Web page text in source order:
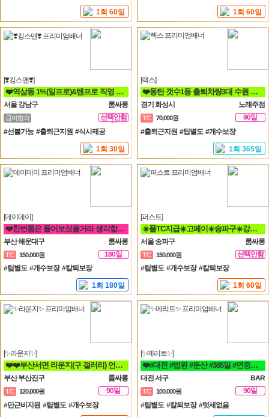
1회 60일 1회 60일
[❣️킹스맨❣️]
❤️역삼동 1%(일프로)&텐프로 직영 강남 1등❤️ 강남 룸알바
서울 강남구 룸싸롱
급여협의
선택안함
일
#선불가능 #출퇴근지원 #식사제공
1회 30일
[렉스]
❤️동탄 갯수1등 출퇴차량3대 수원 용인 병점 동탄 오산❤️
경기 화성시 노래주점
T/C 70,000원
90일
#출퇴근지원 #팁별도 #개수보장
1회 365일
[데이데이]
❤️한번쯤은 들어보셨을거라 생각합니다 해운대 하면 퀄리티 입니다❤️
부산 해운대구 룸싸롱
T/C 150,000원
180일
#팁별도 #개수보장 #칼퇴보장
1회 180일
[퍼스트]
☀️풀TC지급☀️고페이☀️송파구☀️강남구☀️분당☀️가락동☀️역삼동☀️논현동☀️강동구☀️
서울 송파구 룸싸롱
T/C 150,000원
선택안함
일
#팁별도 #개수보장 #칼퇴보장
1회 60일
[✨라운지✨]
❤️❤️부산서면 라운지(구 갤러리) 언니들 모십니다❤️❤️
부산 부산진구 룸싸롱
T/C 120,000원
90일
#만근비지원 #팁별도 #개수보장
[✨메리트✨]
❤️#대전 #법원 #둔산 #365일 #연중무휴 #초보자환영 #당일지급 #텃세❤️
대전 서구 BAR
T/C 100,000원
90일
#팁별도 #칼퇴보장 #텃세없음